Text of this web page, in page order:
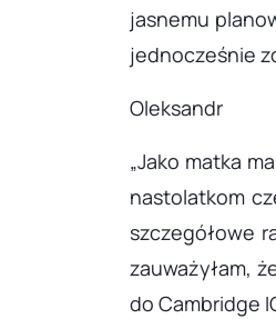
jasnemu
jednocześnie
Oleksandr
„Jako matka
nastolatkom
szczegółowe
zauważyłam,
do Cambridge